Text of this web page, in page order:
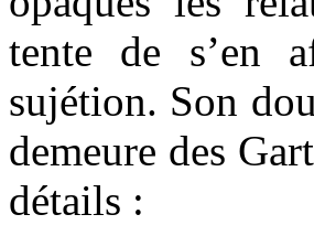
tente de s’en
sujétion. Son
demeure des
détails :